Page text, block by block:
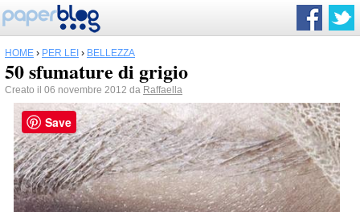
HOME › PER LEI › BELLEZZA
50 sfumature di grigio
Creato il 06 novembre 2012 da Raffaella
Save